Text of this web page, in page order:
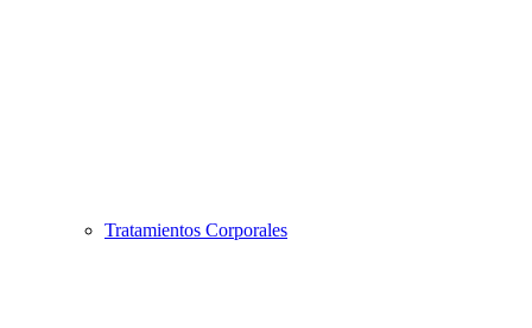
Tratamientos Corporales